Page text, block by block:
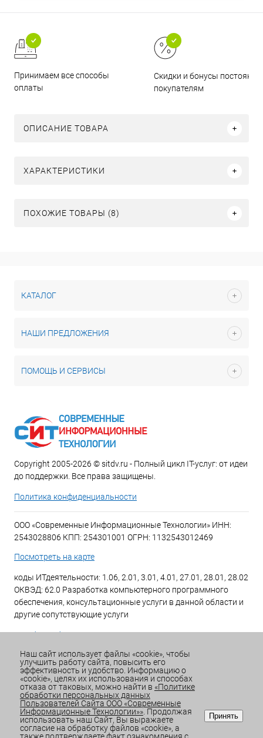
Принимаем все способы
оплаты
Скидки и бонусы
покупателям
ОПИСАНИЕ ТОВАРА
ХАРАКТЕРИСТИКИ
ПОХОЖИЕ ТОВАРЫ (8)
КАТАЛОГ
НАШИ ПРЕДЛОЖЕНИЯ
ПОМОЩЬ И СЕРВИСЫ
Copyright 2005-2026 © sitdv.ru - Полный цикл IT-услуг: от идеи
до поддержки. Все права защищены.
Политика конфиденциальности
ООО «Современные Информационные Технологии» ИНН:
2543028806 КПП: 254301001 ОГРН: 1132543012469
Посмотреть на карте
коды ИТдеятельности: 1.06, 2.01, 3.01, 4.01, 27.01, 28.01, 28.02
ОКВЭД: 62.0 Разработка компьютерного программного
обеспечения, консультационные услуги в данной области и
другие сопутствующие услуги
Email:office@sitdv.ru
График работы Пн-Пт: с 9:00 до 18:00 Сб/Вс: Выходной
Наш сайт использует файлы «cookie», чтобы
улучшить работу сайта, повысить его
эффективность и удобство. Информацию о
«cookie», целях их использования и способах
отказа от таковых, можно найти в «Политике
обработки персональных данных
Пользователей Сайта ООО «Современные
Информационные Технологии»». Продолжая
использовать наш Сайт, Вы выражаете
согласие на обработку файлов «cookie», а
Принять